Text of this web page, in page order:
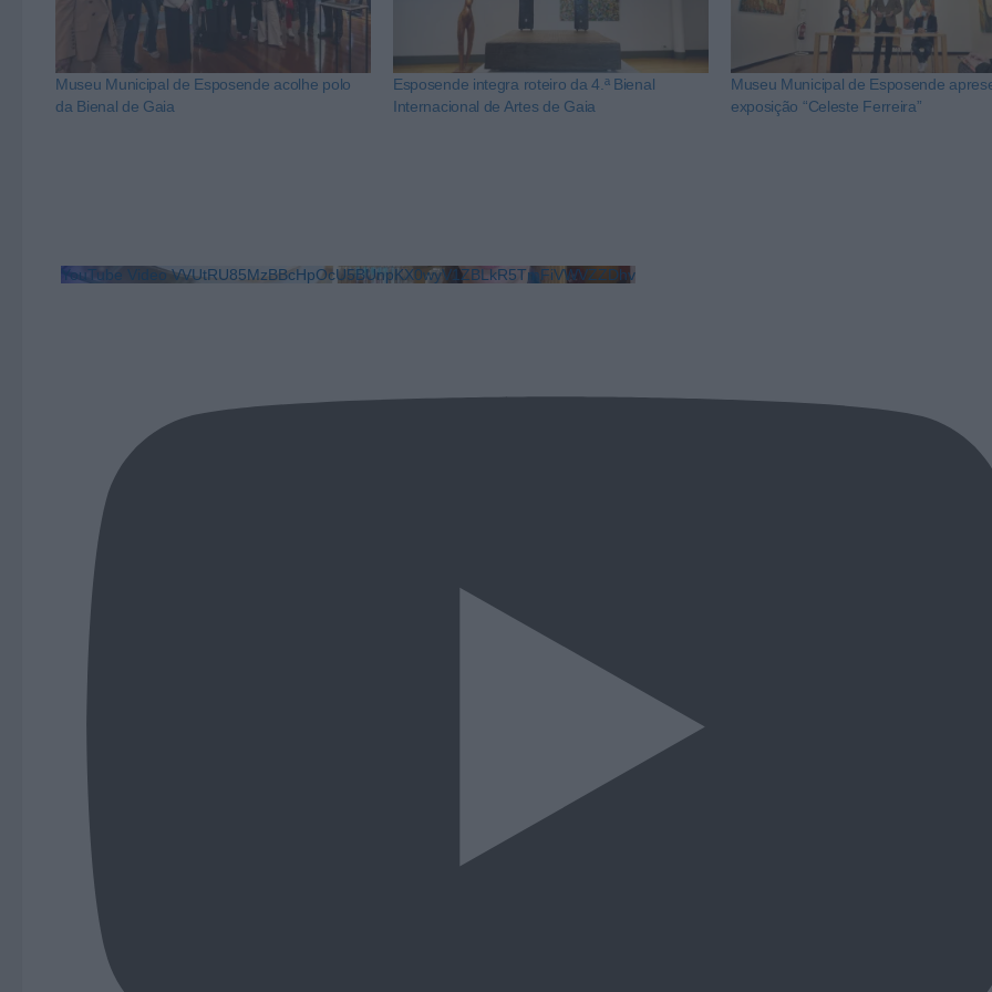
Museu Municipal de Esposende acolhe polo
da Bienal de Gaia
Esposende integra roteiro da 4.ª Bienal
Internacional de Artes de Gaia
Museu Municipal de Esposende
exposição “Celeste Ferreira”
YouTube Video VVUtRU85MzBBcHpOcU5BUnpKX0wyV1ZBLkR5TmFiVWVZZDhv